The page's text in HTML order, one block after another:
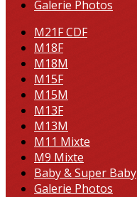
Galerie Photos
M21F CDF
M18F
M18M
M15F
M15M
M13F
M13M
M11 Mixte
M9 Mixte
Baby & Super Baby
Galerie Photos